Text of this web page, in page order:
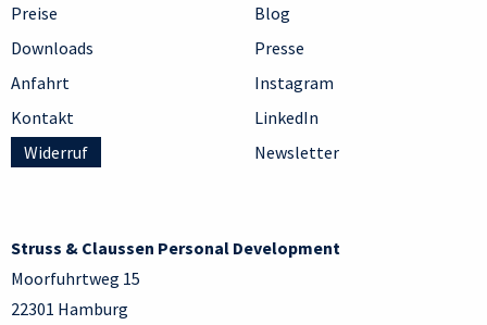
Preise
Downloads
Anfahrt
Kontakt
Widerruf
Blog
Presse
Instagram
LinkedIn
Newsletter
Struss & Claussen Personal Development
Moorfuhrtweg 15
22301 Hamburg